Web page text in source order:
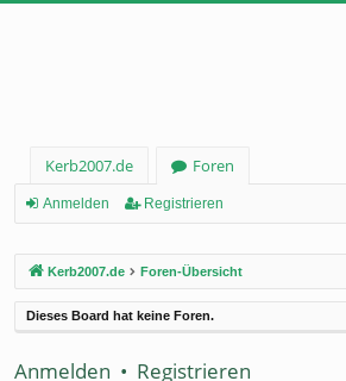
Kerb2007.de
Foren
Anmelden Registrieren
Kerb2007.de Foren-Übersicht
Dieses Board hat keine Foren.
Anmelden • Registrieren